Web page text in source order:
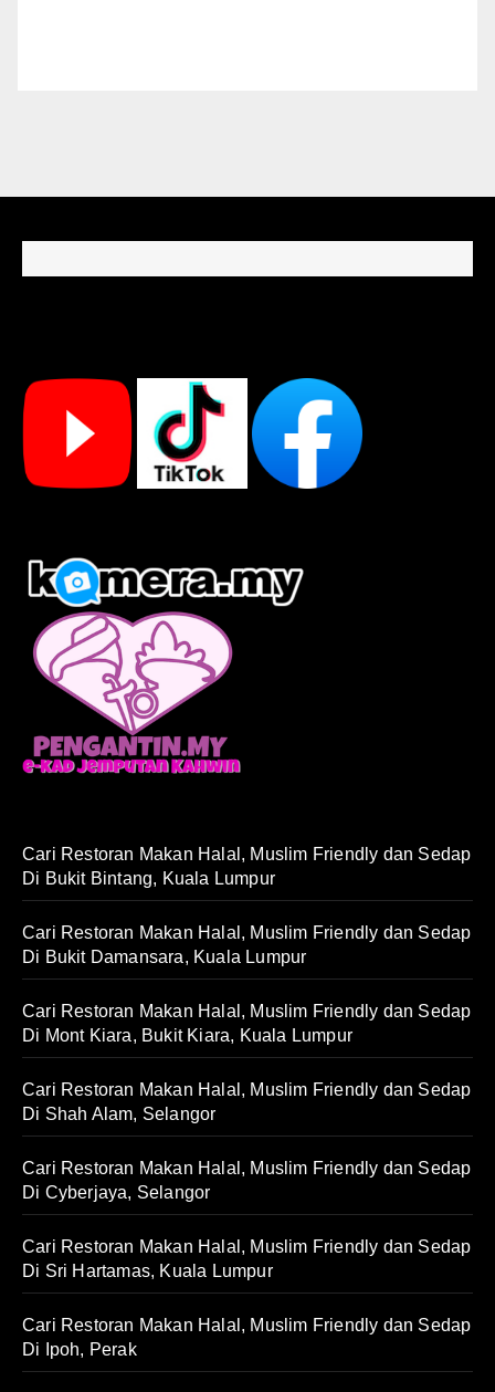
Cari Restoran Makan Halal, Muslim Friendly dan Sedap
Di Bukit Bintang, Kuala Lumpur
Cari Restoran Makan Halal, Muslim Friendly dan Sedap
Di Bukit Damansara, Kuala Lumpur
Cari Restoran Makan Halal, Muslim Friendly dan Sedap
Di Mont Kiara, Bukit Kiara, Kuala Lumpur
Cari Restoran Makan Halal, Muslim Friendly dan Sedap
Di Shah Alam, Selangor
Cari Restoran Makan Halal, Muslim Friendly dan Sedap
Di Cyberjaya, Selangor
Cari Restoran Makan Halal, Muslim Friendly dan Sedap
Di Sri Hartamas, Kuala Lumpur
Cari Restoran Makan Halal, Muslim Friendly dan Sedap
Di Ipoh, Perak